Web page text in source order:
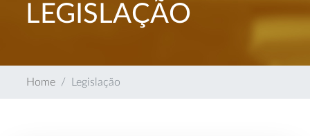
LEGISLAÇÃO
Home Legislação